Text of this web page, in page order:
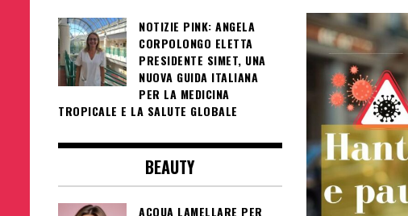
NOTIZIE PINK: ANGELA
CORPOLONGO ELETTA
PRESIDENTE SIMET, UNA
NUOVA GUIDA ITALIANA
PER LA MEDICINA
TROPICALE E LA SALUTE GLOBALE
BEAUTY
ACQUA LAMELLARE PER